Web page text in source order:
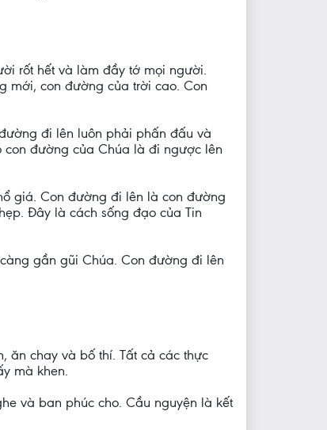
rốt hết và làm đầy tớ mọi người.
mới, con đường của trời cao. Con
đi lên luôn phải phấn đấu và
con đường của Chúa là đi ngược lên
giá. Con đường đi lên là con đường
Đây là cách sống đạo của Tin
gần gũi Chúa. Con đường đi lên
ăn chay và bố thí. Tất cả các thực
mà khen.
và ban phúc cho. Cầu nguyện là kết